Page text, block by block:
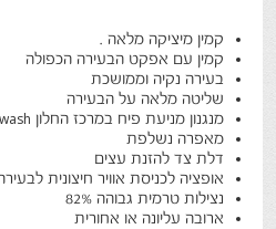
קמין מיציקה מלאה .
קמין עם אפקט הבעירה הכפולה
בעירה נקיה וממושכת
שליטה מלאה על הבעירה
מנגנון מניעת פיח במרכז החלון Air wash
מאפרה נשלפת
דלת צד להזנת עצים
אופציה לכניסת אוויר חיצונית
נצילות טרמית גבוהה 82%
ארובה עליונה או אחורית